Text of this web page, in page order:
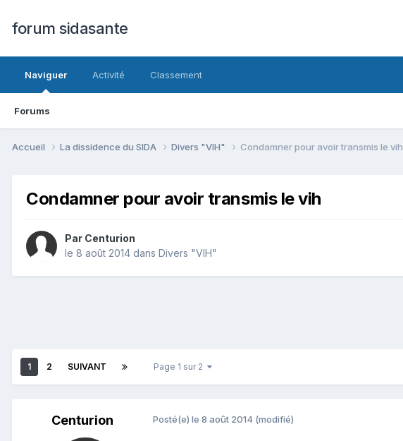
forum sidasante
Naviguer
Forums
Activité Classement
Accueil La dissidence du SIDA Divers "VIH" Condamner pour avoir transmis le vih
Condamner pour avoir transmis le vih
Par Centurion
le 8 août 2014 dans Divers "VIH"
1 2 SUIVANT Page 1 sur 2
Centurion Posté(e) le 8 août 2014 (modifié)